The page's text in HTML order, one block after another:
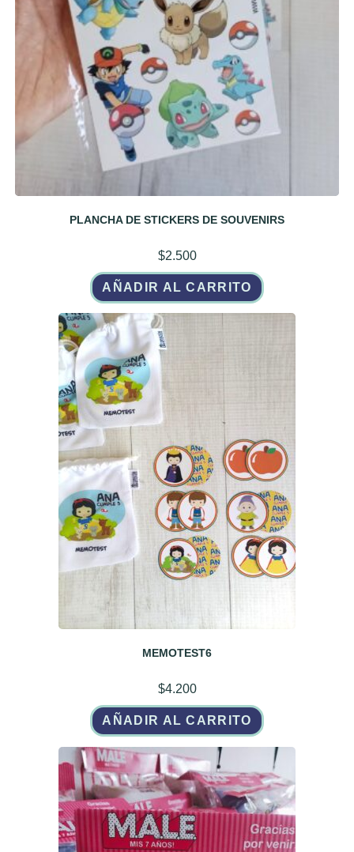
PLANCHA DE STICKERS DE SOUVENIRS
$2.500
AÑADIR AL CARRITO
MEMOTEST6
$4.200
AÑADIR AL CARRITO